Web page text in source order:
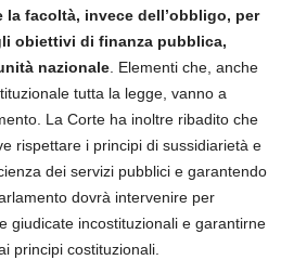
facoltà, invece dell’obbligo, per
obiettivi di finanza pubblica,
nazionale. Elementi che, anche
tutta la legge, vanno a
La Corte ha inoltre ribadito che
rispettare i principi di sussidiarietà e
dei servizi pubblici e garantendo
dovrà intervenire per
giudicate incostituzionali e garantirne
principi costituzionali.